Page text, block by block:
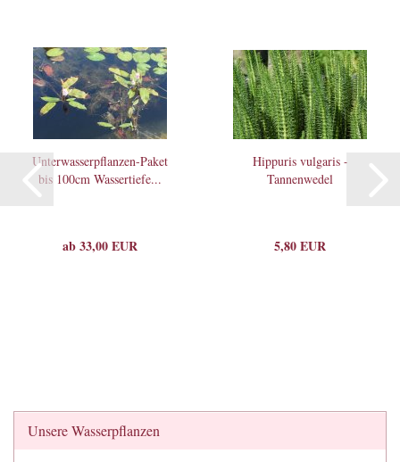
Unterwasserpflanzen-Paket
bis 100cm Wassertiefe...
ab 33,00 EUR
Hippuris vulgaris -
Tannenwedel
5,80 EUR
Unsere Wasserpflanzen